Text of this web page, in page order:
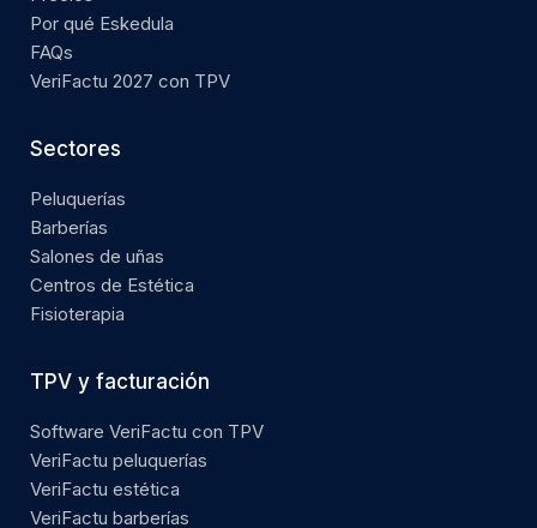
Por qué Eskedula
FAQs
VeriFactu 2027 con TPV
Sectores
Peluquerías
Barberías
Salones de uñas
Centros de Estética
Fisioterapia
TPV y facturación
Software VeriFactu con TPV
VeriFactu peluquerías
VeriFactu estética
VeriFactu barberías